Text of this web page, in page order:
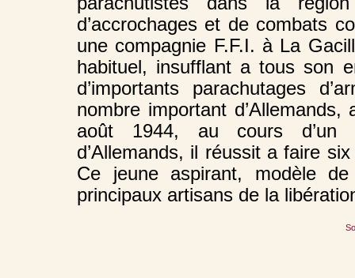
d’accrochages et de combats
une compagnie F.F.I. à La
habituel, insufflant a tous son
d’importants parachutages
nombre important
août 1944, au cours d’un
d’Allemands, il réussit a faire
Ce jeune aspirant, modèle
principaux artisans de la